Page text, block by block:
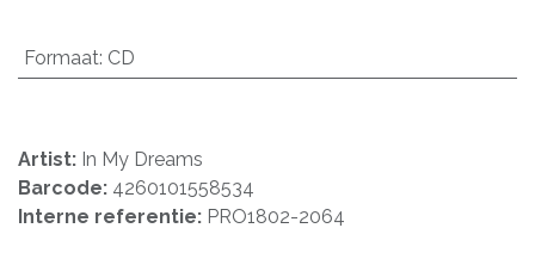
Formaat: CD
Artist: In My Dreams
Barcode: 4260101558534
Interne referentie: PRO1802-2064